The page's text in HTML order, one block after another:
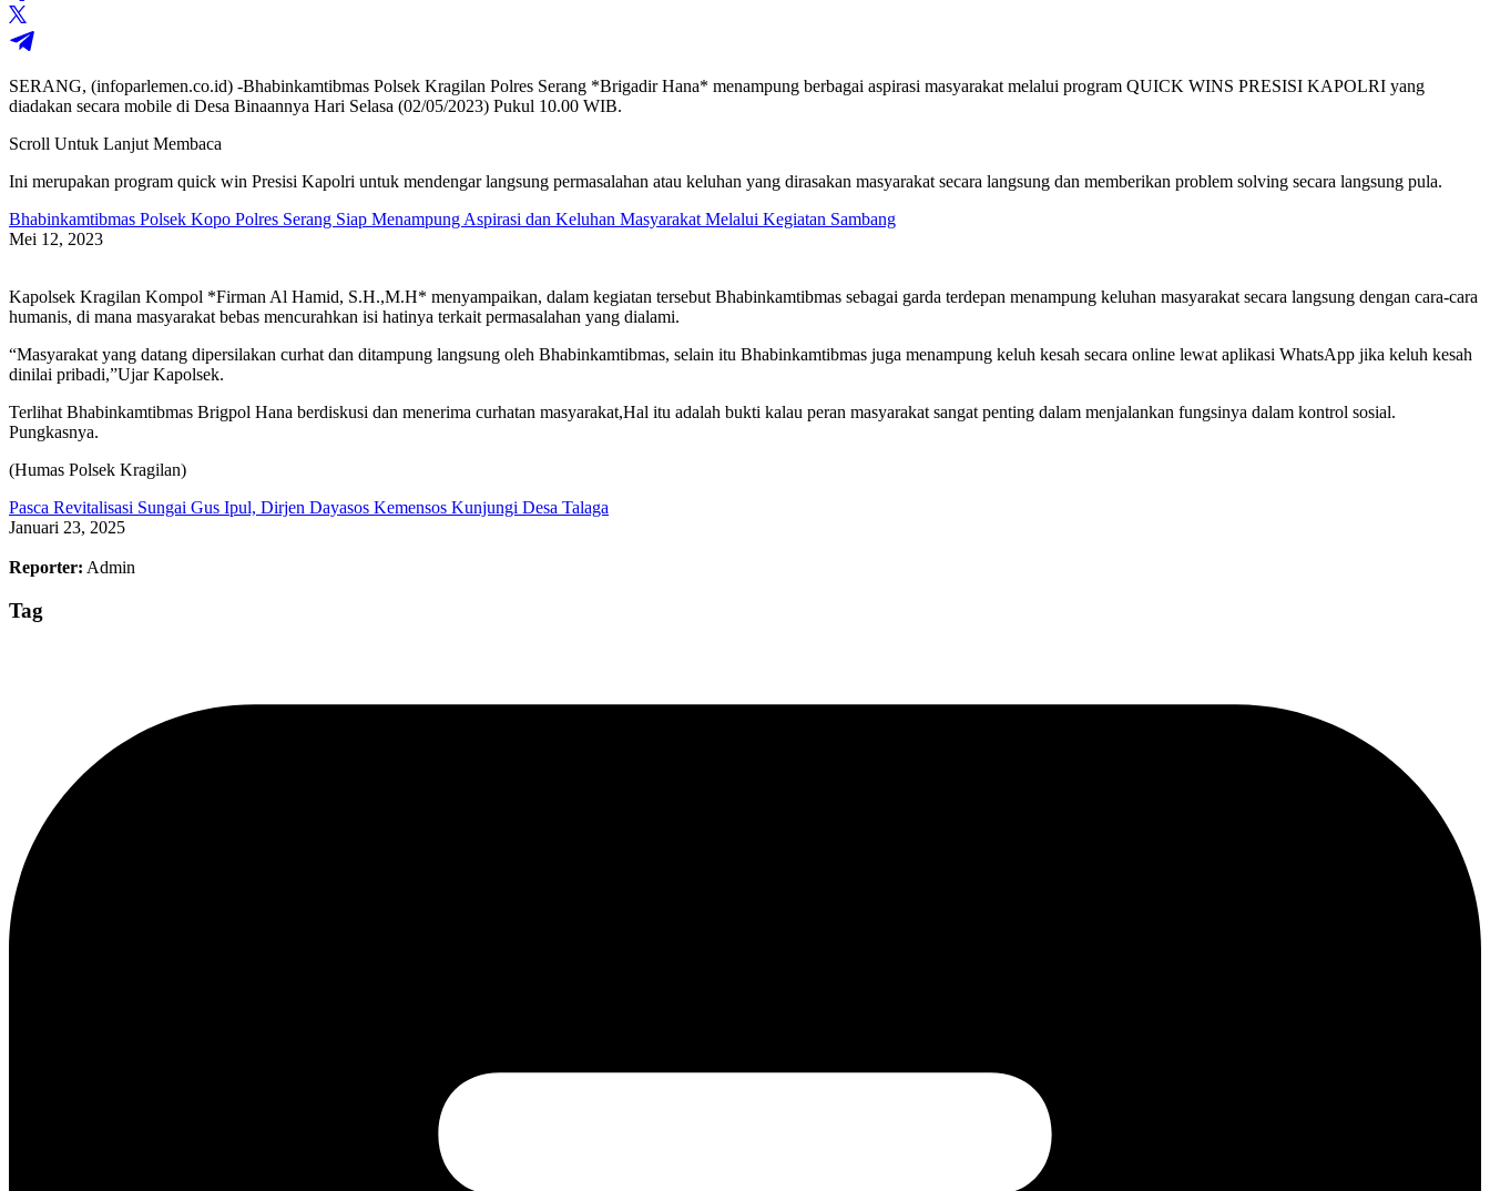
SERANG, (infoparlemen.co.id) -Bhabinkamtibmas Polsek Kragilan Polres Serang *Brigadir Hana* menampung berbagai aspirasi masyarakat melalui program QUICK WINS PRESISI KAPOLRI yang
diadakan secara mobile di Desa Binaannya Hari Selasa (02/05/2023) Pukul 10.00 WIB.
Scroll Untuk Lanjut Membaca
Ini merupakan program quick win Presisi Kapolri untuk mendengar langsung permasalahan atau keluhan yang dirasakan masyarakat secara langsung dan memberikan problem solving secara langsung pula.
Bhabinkamtibmas Polsek Kopo Polres Serang Siap Menampung Aspirasi dan Keluhan Masyarakat Melalui Kegiatan Sambang
Mei 12, 2023
Kapolsek Kragilan Kompol *Firman Al Hamid, S.H.,M.H* menyampaikan, dalam kegiatan tersebut Bhabinkamtibmas sebagai garda terdepan menampung keluhan masyarakat secara langsung dengan cara-cara
humanis, di mana masyarakat bebas mencurahkan isi hatinya terkait permasalahan yang dialami.
“Masyarakat yang datang dipersilakan curhat dan ditampung langsung oleh Bhabinkamtibmas, selain itu Bhabinkamtibmas juga menampung keluh kesah secara online lewat aplikasi WhatsApp jika keluh kesah
dinilai pribadi,”Ujar Kapolsek.
Terlihat Bhabinkamtibmas Brigpol Hana berdiskusi dan menerima curhatan masyarakat,Hal itu adalah bukti kalau peran masyarakat sangat penting dalam menjalankan fungsinya dalam kontrol sosial.
Pungkasnya.
(Humas Polsek Kragilan)
Pasca Revitalisasi Sungai Gus Ipul, Dirjen Dayasos Kemensos Kunjungi Desa Talaga
Januari 23, 2025
Reporter: Admin
Tag